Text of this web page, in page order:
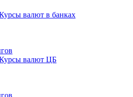
валют в банках
валют ЦБ